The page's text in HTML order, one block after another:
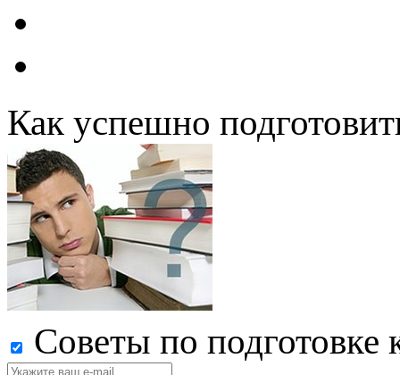
Как успешно
Советы по подготовке